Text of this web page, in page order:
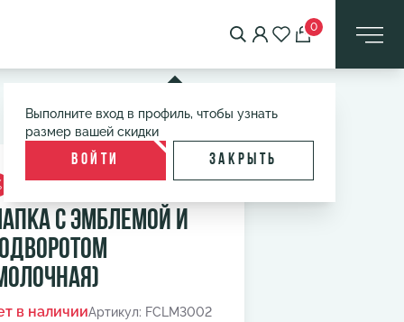
Выполните вход в профиль, чтобы узнать
размер вашей скидки
Войти Закрыть
0
с эмблемой и
в наличииАртикул: FCLM3002